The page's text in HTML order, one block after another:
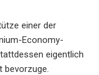
einer der
Economy-
eigentlich
bevorzuge.